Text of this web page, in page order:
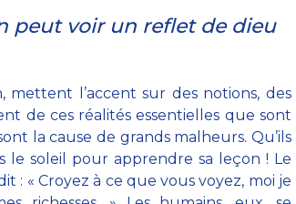
peut voir un reflet de dieu
mettent l’accent sur des notions, des
de ces réalités essentielles que sont
la cause de grands malheurs. Qu’ils
le soleil pour apprendre sa leçon ! Le
: « Croyez à ce que vous voyez, moi je